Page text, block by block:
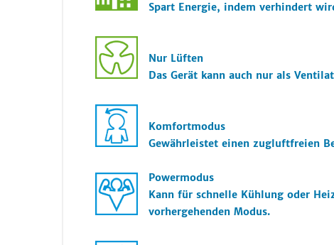
Spart Energie, indem verhindert
Nur Lüften
Das Gerät kann auch nur als
Komfortmodus
Gewährleistet einen zugluftfreien
Powermodus
Kann für schnelle Kühlung oder
vorhergehenden Modus.